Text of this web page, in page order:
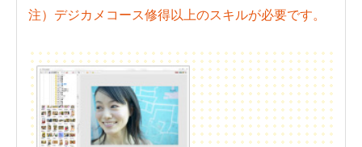
注）デジカメコース修得以上のスキルが必要です。